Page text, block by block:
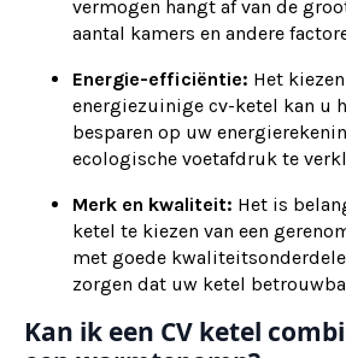
vermogen hangt af van de
aantal kamers en andere
Energie-efficiëntie: Het
energiezuinige cv-ketel kan u
besparen op uw
ecologische voetafdruk te
Merk en kwaliteit: Het is
ketel te kiezen van een
met goede
zorgen dat uw ketel
Kan ik een CV ketel